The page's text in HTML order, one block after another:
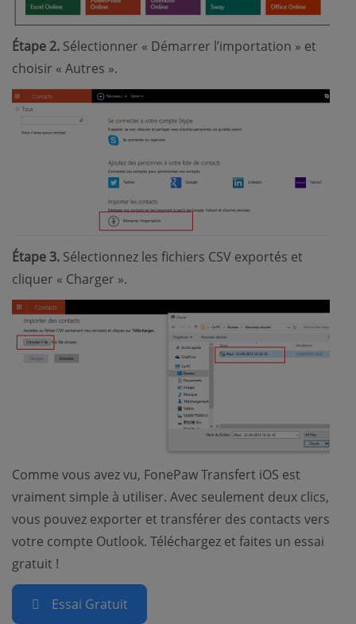
Étape 2. Sélectionner « Démarrer l’importation » et
choisir « Autres ».
Étape 3. Sélectionnez les fichiers CSV exportés et
cliquer « Charger ».
Comme vous avez vu, FonePaw Transfert iOS est
vraiment simple à utiliser. Avec seulement deux clics,
vous pouvez exporter et transférer des contacts vers
votre compte Outlook. Téléchargez et faites un essai
gratuit !
Essai Gratuit